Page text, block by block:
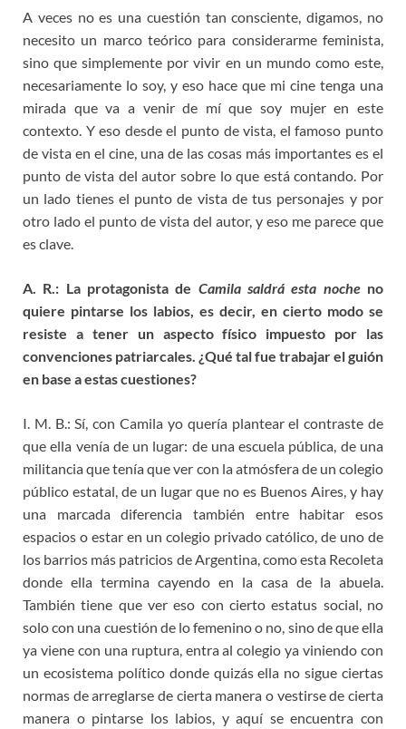
A veces no es una cuestión tan consciente, digamos, no
necesito un marco teórico para considerarme feminista,
sino que simplemente por vivir en un mundo como este,
necesariamente lo soy, y eso hace que mi cine tenga una
mirada que va a venir de mí que soy mujer en este
contexto. Y eso desde el punto de vista, el famoso punto
de vista en el cine, una de las cosas más importantes es el
punto de vista del autor sobre lo que está contando. Por
un lado tienes el punto de vista de tus personajes y por
otro lado el punto de vista del autor, y eso me parece que
es clave.
A. R.: La protagonista de Camila saldrá esta nocheno
quiere pintarse los labios, es decir, en cierto modo se
resiste a tener un aspecto físico impuesto por las
convenciones patriarcales. ¿Qué tal fue trabajar elguión
en base a estas cuestiones?
I. M. B.: Sí, con Camila yo quería plantear el contraste de
que ella venía de un lugar: de una escuela pública, de una
militancia que tenía que ver con la atmósfera de un colegio
público estatal, de un lugar que no es Buenos Aires, y hay
una marcada diferencia también entre habitar esos
espacios o estar en un colegio privado católico, de uno de
los barrios más patricios de Argentina, como esta Recoleta
donde ella termina cayendo en la casa de la abuela.
También tiene que ver eso con cierto estatus social, no
solo con una cuestión de lo femenino o no, sino de que ella
ya viene con una ruptura, entra al colegio ya viniendo con
un ecosistema político donde quizás ella no sigue ciertas
normas de arreglarse de cierta manera o vestirse de cierta
manera o pintarse los labios, y aquí se encuentra con